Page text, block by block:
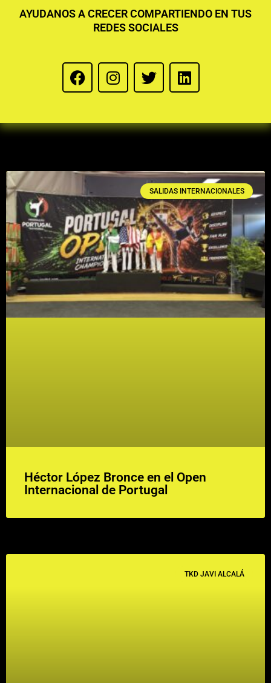
AYUDANOS A CRECER COMPARTIENDO EN TUS
REDES SOCIALES
SALIDAS INTERNACIONALES
Héctor López Bronce en el Open
Internacional de Portugal
TKD JAVI ALCALÁ